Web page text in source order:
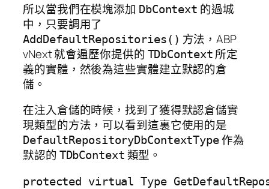
所以當我們在模塊添加 DbContext 的過城
中，只要調用了
AddDefaultRepositories() 方法，ABP
vNext 就會遍歷你提供的 TDbContext 所定
義的實體，然後為這些實體建立默認的倉
儲。
在注入倉儲的時候，找到了獲得默認倉儲實
現類型的方法，可以看到這裏它使用的是
DefaultRepositoryDbContextType作為
默認的 TDbContext 類型。
protected virtual Type